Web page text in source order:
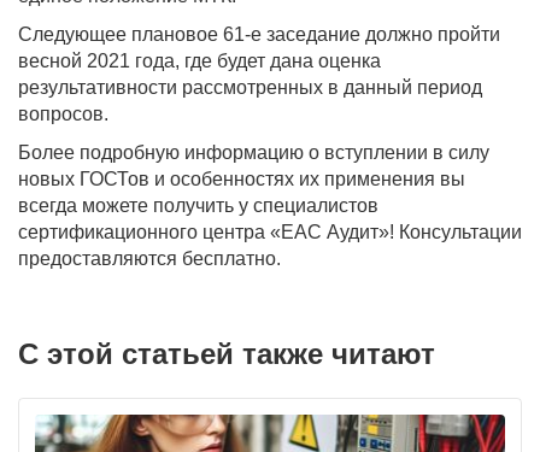
Следующее плановое 61-е заседание должно пройти
весной 2021 года, где будет дана оценка
результативности рассмотренных в данный период
вопросов.
Более подробную информацию о вступлении в силу
новых ГОСТов и особенностях их применения вы
всегда можете получить у специалистов
сертификационного центра «ЕАС Аудит»! Консультации
предоставляются бесплатно.
С этой статьей также читают